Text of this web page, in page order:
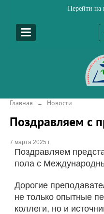
Перейти на
Главная → Новости
Поздравляем с
7 марта 2025 г.
Поздравляем
пола с
Дорогие
не только опытные
коллеги, но и